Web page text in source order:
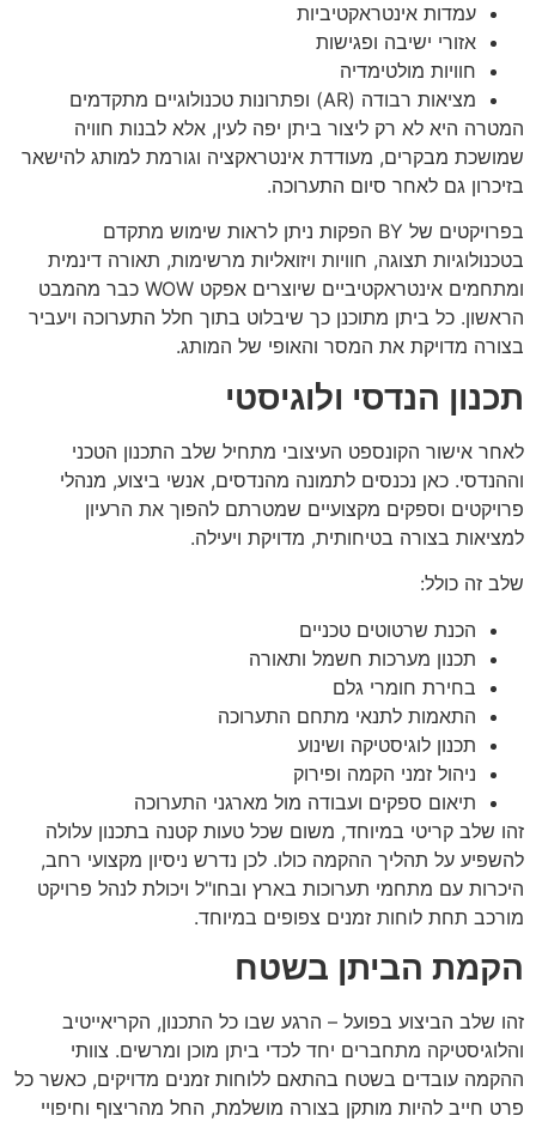
עמדות אינטראקטיביות
אזורי ישיבה ופגישות
חוויות מולטימדיה
מציאות רבודה (AR) ופתרונות טכנולוגיים מתקדמים
המטרה היא לא רק ליצור ביתן יפה לעין, אלא לבנות חוויה
שמושכת מבקרים, מעודדת אינטראקציה וגורמת למותג להישאר
בזיכרון גם לאחר סיום התערוכה.
בפרויקטים של BY הפקות ניתן לראות שימוש מתקדם
בטכנולוגיות תצוגה, חוויות ויזואליות מרשימות, תאורה דינמית
ומתחמים אינטראקטיביים שיוצרים אפקט WOW כבר מהמבט
הראשון. כל ביתן מתוכנן כך שיבלוט בתוך חלל התערוכה ויעביר
בצורה מדויקת את המסר והאופי של המותג.
תכנון הנדסי ולוגיסטי
לאחר אישור הקונספט העיצובי מתחיל שלב התכנון הטכני
וההנדסי. כאן נכנסים לתמונה מהנדסים, אנשי ביצוע, מנהלי
פרויקטים וספקים מקצועיים שמטרתם להפוך את הרעיון
למציאות בצורה בטיחותית, מדויקת ויעילה.
שלב זה כולל:
הכנת שרטוטים טכניים
תכנון מערכות חשמל ותאורה
בחירת חומרי גלם
התאמות לתנאי מתחם התערוכה
תכנון לוגיסטיקה ושינוע
ניהול זמני הקמה ופירוק
תיאום ספקים ועבודה מול מארגני התערוכה
זהו שלב קריטי במיוחד, משום שכל טעות קטנה בתכנון עלולה
להשפיע על תהליך ההקמה כולו. לכן נדרש ניסיון מקצועי רחב,
היכרות עם מתחמי תערוכות בארץ ובחו"ל ויכולת לנהל פרויקט
מורכב תחת לוחות זמנים צפופים במיוחד.
הקמת הביתן בשטח
זהו שלב הביצוע בפועל – הרגע שבו כל התכנון, הקריאייטיב
והלוגיסטיקה מתחברים יחד לכדי ביתן מוכן ומרשים. צוותי
ההקמה עובדים בשטח בהתאם ללוחות זמנים מדויקים, כאשר כל
פרט חייב להיות מותקן בצורה מושלמת, החל מהריצוף וחיפויי